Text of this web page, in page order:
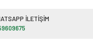
İLETİŞİM